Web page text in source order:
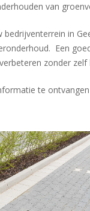
van
bedrijventerrein in
Een
zonder
te